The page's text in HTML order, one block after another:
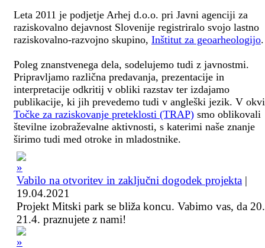
Leta 2011 je podjetje Arhej d.o.o. pri Javni agenciji za
raziskovalno dejavnost Slovenije registriralo svojo lastno
raziskovalno-razvojno skupino, Inštitut za geoarheologijo.
Poleg znanstvenega dela, sodelujemo tudi z javnostmi.
Pripravljamo različna predavanja, prezentacije in
interpretacije odkritij v obliki razstav ter izdajamo
publikacije, ki jih prevedemo tudi v angleški jezik. V
Točke za raziskovanje preteklosti (TRAP) smo oblikovali
številne izobraževalne aktivnosti, s katerimi naše znanje
širimo tudi med otroke in mladostnike.
Vabilo na otvoritev in zaključni dogodek projekta |
19.04.2021
Projekt Mitski park se bliža koncu. Vabimo vas, da
21.4. praznujete z nami!